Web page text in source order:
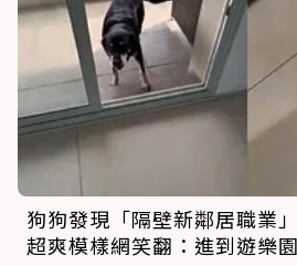
狗狗發現「隔壁新鄰居職業
超爽模樣網笑翻：進到遊樂園